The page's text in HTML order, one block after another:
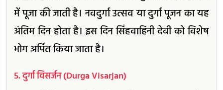
में पूजा की जाती है। नवदुर्गा उत्सव या दुर्गा पूजन का यह
अंतिम दिन होता है। इस दिन सिंहवाहिनी देवी को विशेष
भोग अर्पित किया जाता है।
5. दुर्गा विसर्जन (Durga Visarjan)